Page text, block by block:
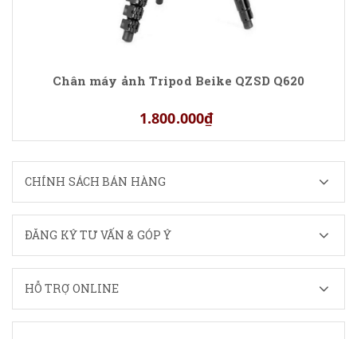
Chân máy ảnh Tripod Beike QZSD Q620
1.800.000₫
CHÍNH SÁCH BÁN HÀNG
ĐĂNG KÝ TƯ VẤN & GÓP Ý
HỖ TRỢ ONLINE